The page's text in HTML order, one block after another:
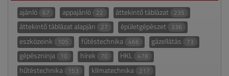
ajánló 67 appajánló 22 áttekintő táblázat 235
áttekintő táblázat alapján 27 épületgépészet 336
eszközeink 105 fűtéstechnika 466 gázellátás 73
gépészninja 10 hírek 70 HKL 478
hűtéstechnika 153 klímatechnika 217